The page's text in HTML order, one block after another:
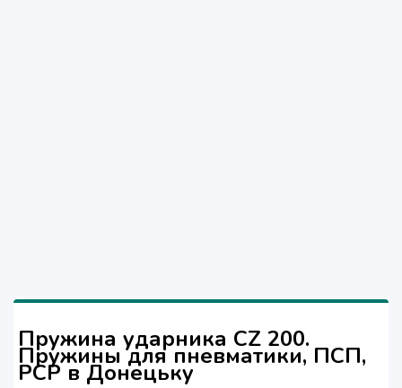
Пружина ударника CZ 200.
Пружины для пневматики, ПСП,
РСР в Донецьку